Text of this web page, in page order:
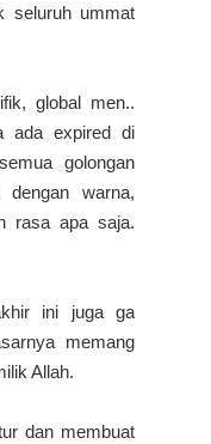
seluruh ummat
global men..
ada expired di
golongan
warna,
rasa apa saja.
ini juga ga
memang
Allah.
dan membuat